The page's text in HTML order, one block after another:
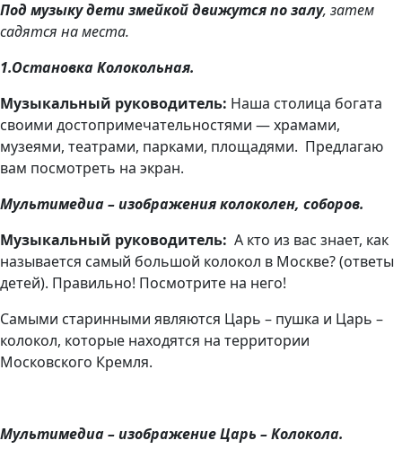
Под музыку дети змейкой движутся по залу, затем
садятся на места.
1.Остановка Колокольная.
Музыкальный руководитель: Наша столица богата
своими достопримечательностями — храмами,
музеями, театрами, парками, площадями. Предлагаю
вам посмотреть на экран.
Мультимедиа – изображения колоколен, соборов.
Музыкальный руководитель: А кто из вас знает, как
называется самый большой колокол в Москве? (ответы
детей). Правильно! Посмотрите на него!
Самыми старинными являются Царь – пушка и Царь –
колокол, которые находятся на территории
Московского Кремля.
Мультимедиа – изображение Царь – Колокола.